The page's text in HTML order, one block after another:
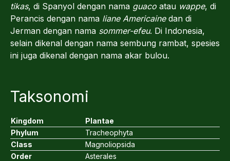
tikas, di Spanyol dengan nama guaco atau wappe, di
Perancis dengan nama liane Americainedan di
Jerman dengan nama sommer-efeu. Di Indonesia,
selain dikenal dengan nama sembung rambat, spesies
ini juga dikenal dengan nama akar bulou.
Taksonomi
Kingdom
Plantae
Phylum
Tracheophyta
Class
Magnoliopsida
Order
Asterales